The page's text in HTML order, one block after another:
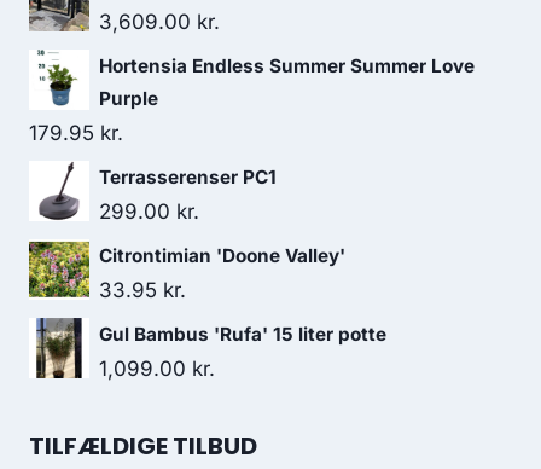
3,609.00 kr.
Hortensia Endless Summer Summer Love
Purple
179.95 kr.
Terrasserenser PC1
299.00 kr.
Citrontimian 'Doone Valley'
33.95 kr.
Gul Bambus 'Rufa' 15 liter potte
1,099.00 kr.
TILFÆLDIGE TILBUD